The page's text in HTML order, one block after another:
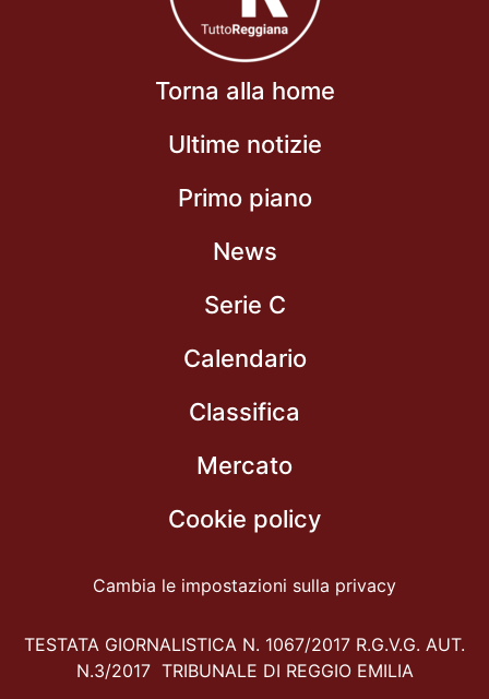
Torna alla home
Ultime notizie
Primo piano
News
Serie C
Calendario
Classifica
Mercato
Cookie policy
Cambia le impostazioni sulla privacy
TESTATA GIORNALISTICA N. 1067/2017 R.G.V.G. AUT.
N.3/2017 TRIBUNALE DI REGGIO EMILIA